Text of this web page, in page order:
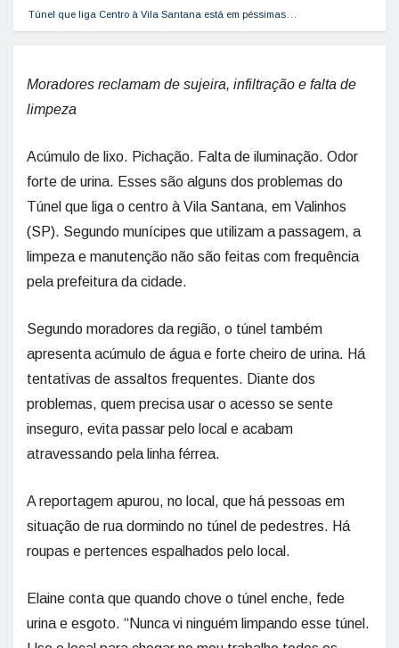
Túnel que liga Centro à Vila Santana está em péssimas…
Moradores reclamam de sujeira, infiltração e falta de
limpeza
Acúmulo de lixo. Pichação. Falta de iluminação. Odor
forte de urina. Esses são alguns dos problemas do
Túnel que liga o centro à Vila Santana, em Valinhos
(SP). Segundo munícipes que utilizam a passagem, a
limpeza e manutenção não são feitas com frequência
pela prefeitura da cidade.
Segundo moradores da região, o túnel também
apresenta acúmulo de água e forte cheiro de urina. Há
tentativas de assaltos frequentes. Diante dos
problemas, quem precisa usar o acesso se sente
inseguro, evita passar pelo local e acabam
atravessando pela linha férrea.
A reportagem apurou, no local, que há pessoas em
situação de rua dormindo no túnel de pedestres. Há
roupas e pertences espalhados pelo local.
Elaine conta que quando chove o túnel enche, fede
urina e esgoto. “Nunca vi ninguém limpando esse túnel.